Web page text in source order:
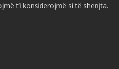
t’i konsiderojmë si të shenjta.